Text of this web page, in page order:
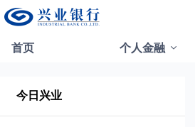
首页 个人金融
今日兴业